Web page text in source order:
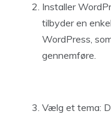
Installer
tilbyder en
WordPress,
gennemføre.
Vælg et tema: